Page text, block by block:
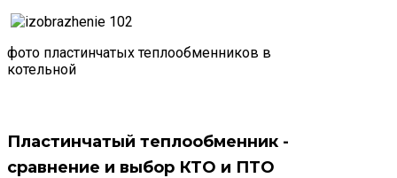
фото пластинчатых теплообменников в
котельной
Пластинчатый теплообменник -
сравнение и выбор КТО и ПТО